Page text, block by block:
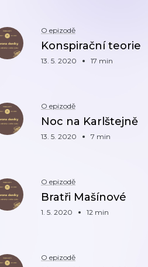
O epizodě
Konspirační teorie
13. 5. 2020 17 min
O epizodě
Noc na Karlštejně
13. 5. 2020 7 min
O epizodě
Bratři Mašínové
1. 5. 2020 12 min
O epizodě